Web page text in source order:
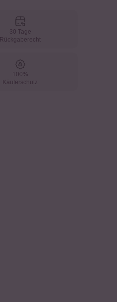
30 Tage
Rückgaberecht
100%
Käuferschutz